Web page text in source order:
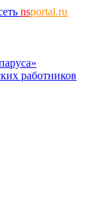
nsportal.ru
работников